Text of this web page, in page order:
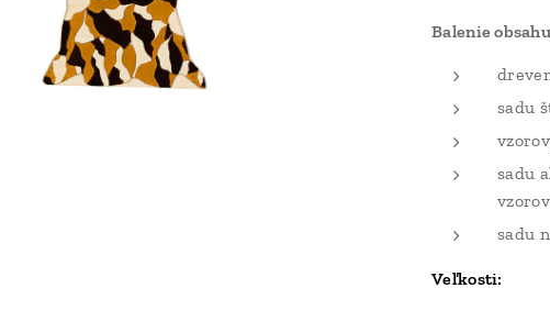
Balenie
sadu
sadu
sadu
Veľkosti: